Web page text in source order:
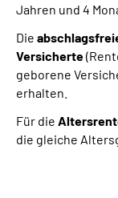
Jahren und 4
Die
Versicherte
geborene
erhalten.
Für die
die gleiche